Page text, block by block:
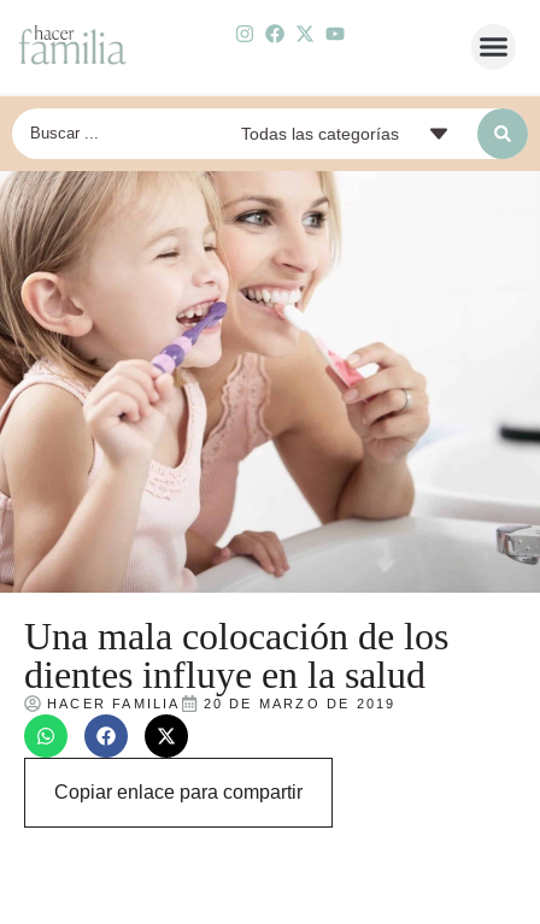
Una mala colocación de los
dientes influye en la salud
HACER FAMILIA 20 DE MARZO DE 2019
Copiar enlace para compartir